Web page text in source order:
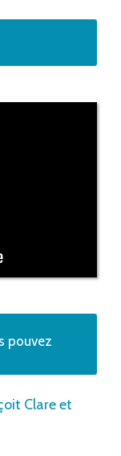
pouvez
Clare et